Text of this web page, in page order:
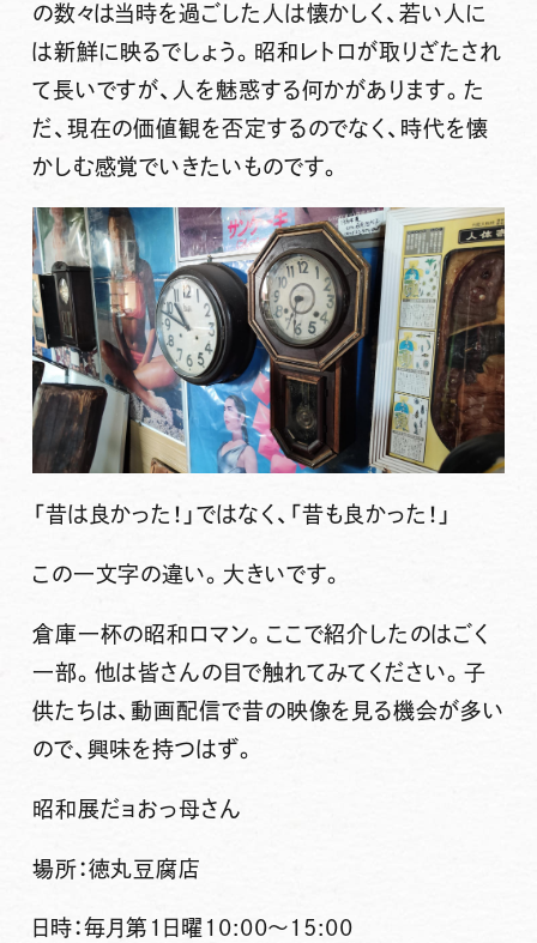
の数々は当時を過ごした人は懐かしく、若い人に
は新鮮に映るでしょう。昭和レトロが取りざたされ
て長いですが、人を魅惑する何かがあります。た
だ、現在の価値観を否定するのでなく、時代を懐
かしむ感覚でいきたいものです。
「昔は 良かった！」ではなく、「昔も 良かった！」
この一文字の違い。大きいです。
倉庫一杯の昭和ロマン。ここで紹介したのはごく
一部。他は皆さんの目で触れてみてください。子
供たちは、動画配信で昔の映像を見る機会が多い
ので、興味を持つはず。
昭和展だョおっ母さん
場所：徳丸豆腐店
日時：毎月第1日曜10:00～15:00